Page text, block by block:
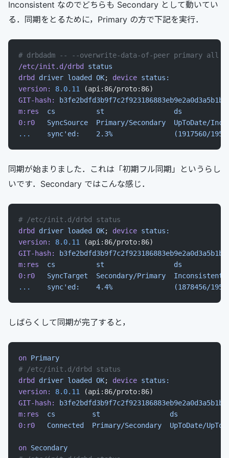
Inconsistent なのでどちらも Secondary として動いてい
る．同期をとるために，Primary の方で下記を実行．
# drbdadm -- --overwrite-data-of-peer primary all
/etc/init.d/drbd
status
drbd
driver loaded OK; device status:
version:
8.0.11 (api:86/proto:86)
GIT-hash:
b3fe2bdfd3b9f7c2f923186883eb9e2a0d3a5b1b
m:res
  cs
          st
                 ds
0:r0
   SyncSource
  Primary/Secondary
UpToDate/
...
sync'ed:    2.3%               (1917560/
同期が始まりました．これは「初期フル同期」というらし
いです．Secondary ではこんな感じ．
# /etc/init.d/drbd status
drbd
driver loaded OK; device status:
version:
8.0.11 (api:86/proto:86)
GIT-hash:
b3fe2bdfd3b9f7c2f923186883eb9e2a0d3a5b1b
m:res
  cs
          st
                 ds
0:r0
   SyncTarget
  Secondary/Primary
Inconsistent/
...
sync'ed:    4.4%               (1878456/
しばらくして同期が完了すると，
on Primary
# /etc/init.d/drbd status
drbd
driver loaded OK; device status:
version:
8.0.11 (api:86/proto:86)
GIT-hash:
b3fe2bdfd3b9f7c2f923186883eb9e2a0d3a5b1b
m:res
  cs
         st
                 ds
0:r0
   Connected
  Primary/Secondary
UpToDate/
on Secondary